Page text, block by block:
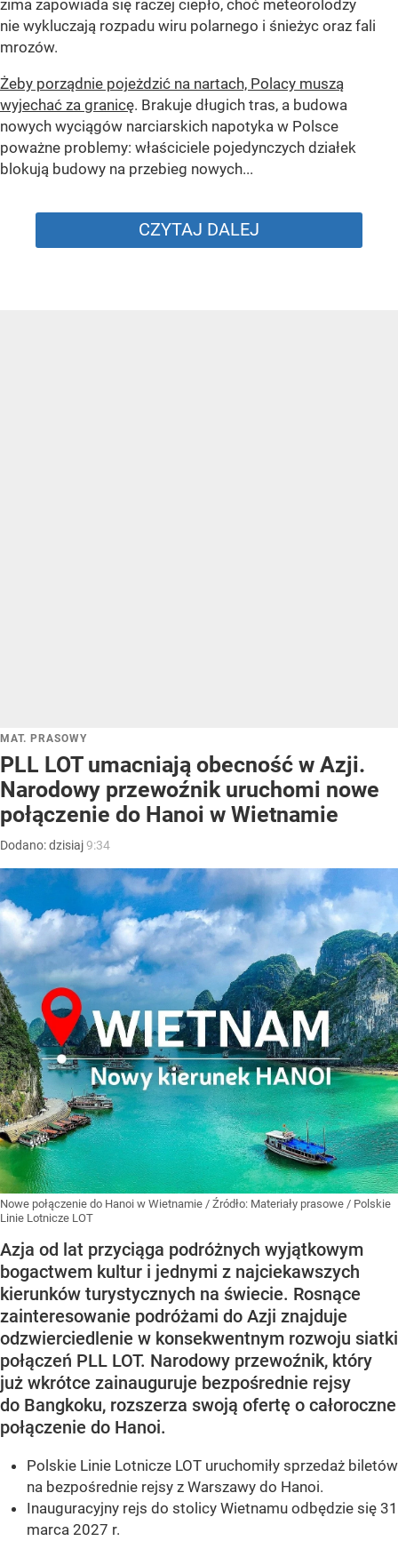
zima zapowiada się raczej ciepło, choć meteorolodzy
nie wykluczają rozpadu wiru polarnego i śnieżyc oraz fali
mrozów.
Żeby porządnie pojeżdzić na nartach, Polacy muszą
wyjechać za granicę. Brakuje długich tras, a budowa
nowych wyciągów narciarskich napotyka w Polsce
poważne problemy: właściciele pojedynczych działek
blokują budowy na przebieg nowych...
CZYTAJ DALEJ
MAT. PRASOWY
PLL LOT umacniają obecność w Azji.
Narodowy przewoźnik uruchomi nowe
połączenie do Hanoi w Wietnamie
Dodano:dzisiaj9:34
Nowe połączenie do Hanoi w Wietnamie / Źródło: Materiały prasowe / Polskie
Linie Lotnicze LOT
Azja od lat przyciąga podróżnych wyjątkowym
bogactwem kultur i jednymi z najciekawszych
kierunków turystycznych na świecie. Rosnące
zainteresowanie podróżami do Azji znajduje
odzwierciedlenie w konsekwentnym rozwoju siatki
połączeń PLL LOT. Narodowy przewoźnik, który
już wkrótce zainauguruje bezpośrednie rejsy
do Bangkoku, rozszerza swoją ofertę o całoroczne
połączenie do Hanoi.
Polskie Linie Lotnicze LOT uruchomiły sprzedaż biletów
na bezpośrednie rejsy z Warszawy do Hanoi.
Inauguracyjny rejs do stolicy Wietnamu odbędzie się 31
marca 2027 r.